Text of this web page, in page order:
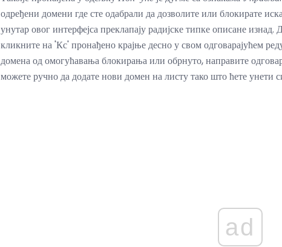
одређени домени где сте одабрали да дозволите или блокирате
унутар овог интерфејса преклапају радијске типке описане изнад.
кликните на 'Кс' пронађено крајње десно у свом одговарајућем
домена од омогућавања блокирања или обрнуто, направите
можете ручно да додате нови домен на листу тако што ћете унети
ad